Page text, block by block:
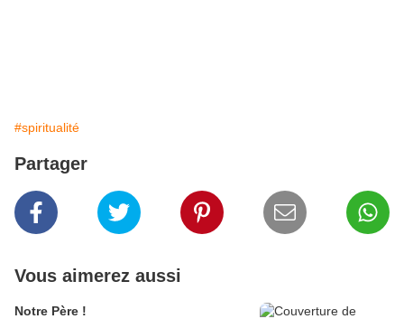
#spiritualité
Partager
Vous aimerez aussi
Notre Père !